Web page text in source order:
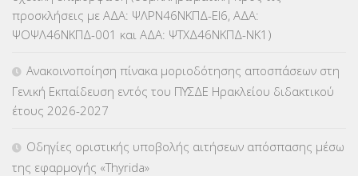
ΚΕΣΥΠ(109)
ΚΠγ – ΚΡΑΤΙΚΟ ΠΙΣΤΟΠΟΙΗΤΙΚΟ ΓΛΩΣΣΟΜΑΘΕΙΑΣ(135)
ΚΠπ- ΚΡΑΤΙΚΟ ΠΙΣΤΟΠΟΙΗΤΙΚΟ ΠΛΗΡΟΦΟΡΙΚΗΣ
ΛΟΙΠΑ(309)
προσκλήσεις με ΑΔΑ: ΨΛΡΝ46ΝΚΠΔ-ΕΙ6, ΑΔΑ:
ΨΟΨΛ46ΝΚΠΔ-001 και ΑΔΑ: ΨΤΧΔ46ΝΚΠΔ-ΝΚ1)
Ανακοινοποίηση πίνακα μοριοδότησης αποσπάσεων στη
Γενική Εκπαίδευση εντός του ΠΥΣΔΕ Ηρακλείου διδακτικού
έτους 2026-2027
Οδηγίες οριστικής υποβολής αιτήσεων απόσπασης μέσω
της εφαρμογής «Thyrida»